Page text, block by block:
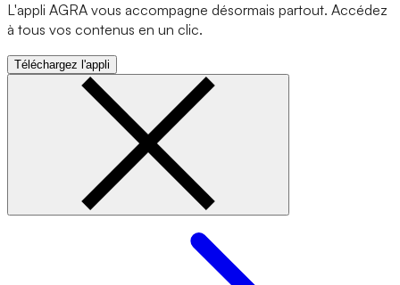
L'appli AGRA vous accompagne désormais partout. Accédez
à tous vos contenus en un clic.
Téléchargez l'appli